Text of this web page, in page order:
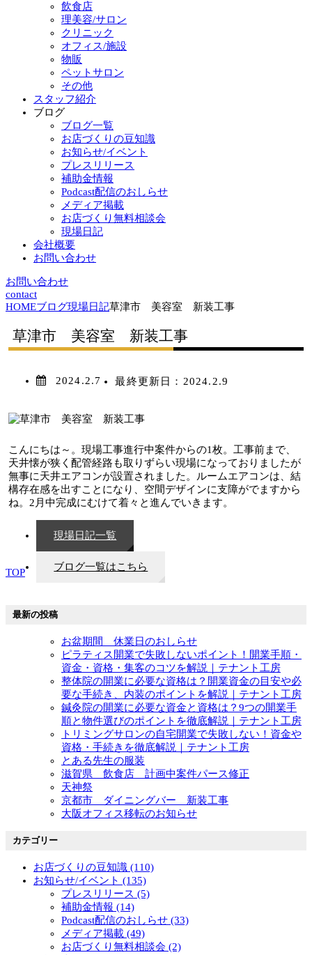
飲食店
理美容/サロン
クリニック
オフィス/施設
物販
ペットサロン
その他
スタッフ紹介
ブログ
ブログ一覧
お店づくりの豆知識
お知らせ/イベント
プレスリリース
補助金情報
Podcast配信のおしらせ
メディア掲載
お店づくり無料相談会
現場日記
会社概要
お問い合わせ
TOP
お問い合わせ
contact
HOMEブログ現場日記草津市 美容室 新装工事
草津市 美容室 新装工事
2024.2.7 最終更新日： 2024.2.9
こんにちは～。現場工事進行中案件からの1枚。工事前まで、
天井懐が狭く配管経路も取りずらい現場になっておりましたが
無事に天井エアコンが設置されました。ルームエアコンは、結
構存在感を出すことになり、空間デザインに支障がでますから
ね。2月中完成にむけて着々と進んでいきます。
現場日記一覧
ブログ一覧はこちら
最新の投稿
お盆期間 休業日のおしらせ
ピラティス開業で失敗しないポイント！開業手順・
資金・資格・集客のコツを解説｜テナント工房
整体院の開業に必要な資格は？開業資金の目安や必
要な手続き、内装のポイントを解説｜テナント工房
鍼灸院の開業に必要な資金と資格は？9つの開業手
順と物件選びのポイントを徹底解説｜テナント工房
トリミングサロンの自宅開業で失敗しない！資金や
資格・手続きを徹底解説｜テナント工房
とある先生の服装
滋賀県 飲食店 計画中案件パース修正
天神祭
京都市 ダイニングバー 新装工事
大阪オフィス移転のお知らせ
カテゴリー
お店づくりの豆知識 (110)
お知らせ/イベント (135)
プレスリリース (5)
補助金情報 (14)
Podcast配信のおしらせ (33)
メディア掲載 (49)
お店づくり無料相談会 (2)